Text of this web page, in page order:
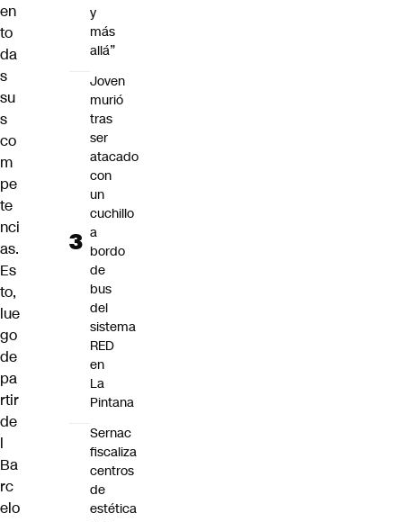
en
to
da
s
su
s
co
m
pe
te
nci
as.
Es
to,
lue
go
de
pa
rtir
de
l
Ba
rc
elo
y
más
allá”
Joven
murió
tras
ser
atacado
con
un
cuchillo
a
bordo
de
bus
del
sistema
RED
en
La
Pintana
Sernac
fiscaliza
centros
de
estética